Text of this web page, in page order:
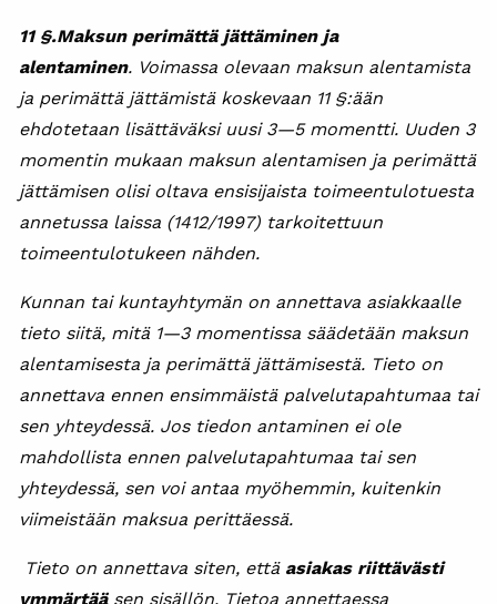
11 §.Maksun perimättä jättäminen ja
alentaminen. Voimassa olevaan maksun alentamista
ja perimättä jättämistä koskevaan 11 §:ään
ehdotetaan lisättäväksi uusi 3—5 momentti. Uuden 3
momentin mukaan maksun alentamisen ja perimättä
jättämisen olisi oltava ensisijaista toimeentulotuesta
annetussa laissa (1412/1997) tarkoitettuun
toimeentulotukeen nähden.
Kunnan tai kuntayhtymän on annettava asiakkaalle
tieto siitä, mitä 1—3 momentissa säädetään maksun
alentamisesta ja perimättä jättämisestä. Tieto on
annettava ennen ensimmäistä palvelutapahtumaa tai
sen yhteydessä. Jos tiedon antaminen ei ole
mahdollista ennen palvelutapahtumaa tai sen
yhteydessä, sen voi antaa myöhemmin, kuitenkin
viimeistään maksua perittäessä.
Tieto on annettava siten, että asiakas riittävästi
ymmärtääsen sisällön. Tietoa annettaessa